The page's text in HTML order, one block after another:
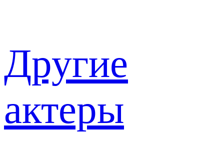
Другие
актеры